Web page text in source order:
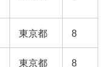
東京都 8
東京都 8